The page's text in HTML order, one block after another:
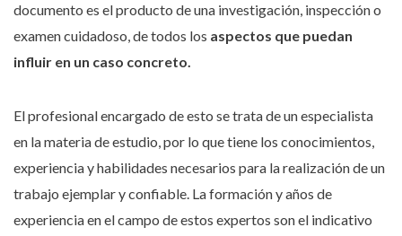
documento es el producto de una investigación, inspección o
examen cuidadoso, de todos los aspectos que puedan
influir en un caso concreto.
El profesional encargado de esto se trata de un especialista
en la materia de estudio, por lo que tiene los conocimientos,
experiencia y habilidades necesarios para la realización de un
trabajo ejemplar y confiable. La formación y años de
experiencia en el campo de estos expertos son el indicativo